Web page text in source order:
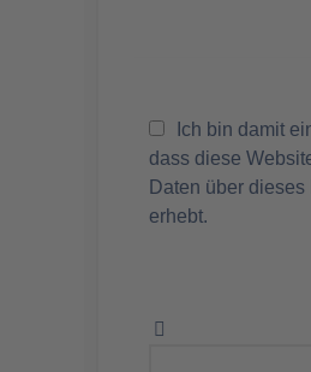
Ich bin damit
dass diese
Daten über dieses
erhebt.